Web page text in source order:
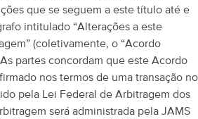
que se seguem a este título até e
intitulado “Alterações a este
(coletivamente, o “Acordo
As partes concordam que este Acordo
nos termos de uma transação no
pela Lei Federal de Arbitragem dos
será administrada pela JAMS